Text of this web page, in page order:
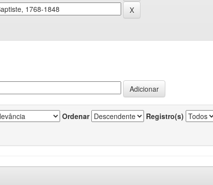
Ordenar Registro(s)